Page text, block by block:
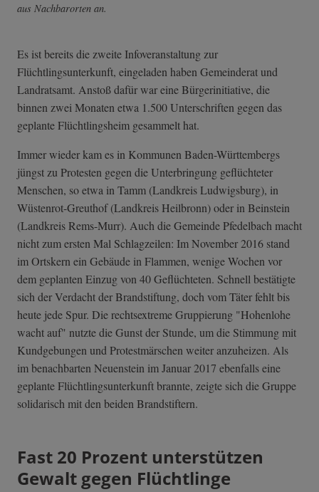
aus Nachbarorten an.
Es ist bereits die zweite Infoveranstaltung zur
Flüchtlingsunterkunft, eingeladen haben Gemeinderat und
Landratsamt. Anstoß dafür war eine Bürgerinitiative, die
binnen zwei Monaten etwa 1.500 Unterschriften gegen das
geplante Flüchtlingsheim gesammelt hat.
Immer wieder kam es in Kommunen Baden-Württembergs
jüngst zu Protesten gegen die Unterbringung geflüchteter
Menschen, so etwa in Tamm (Landkreis Ludwigsburg), in
Wüstenrot-Greuthof (Landkreis Heilbronn) oder in Beinstein
(Landkreis Rems-Murr). Auch die Gemeinde Pfedelbach macht
nicht zum ersten Mal Schlagzeilen: Im November 2016 stand
im Ortskern ein Gebäude in Flammen, wenige Wochen vor
dem geplanten Einzug von 40 Geflüchteten. Schnell bestätigte
sich der Verdacht der Brandstiftung, doch vom Täter fehlt bis
heute jede Spur. Die rechtsextreme Gruppierung "Hohenlohe
wacht auf" nutzte die Gunst der Stunde, um die Stimmung mit
Kundgebungen und Protestmärschen weiter anzuheizen. Als
im benachbarten Neuenstein im Januar 2017 ebenfalls eine
geplante Flüchtlingsunterkunft brannte, zeigte sich die Gruppe
solidarisch mit den beiden Brandstiftern.
Fast 20 Prozent unterstützen
Gewalt gegen Flüchtlinge